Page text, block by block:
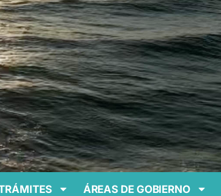
ÁREAS DE GOBIERNO